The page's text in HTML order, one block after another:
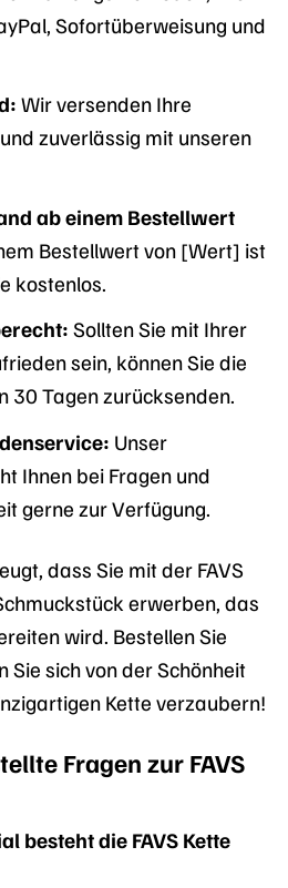
Sofortüberweisung und
Wir versenden Ihre
zuverlässig mit unseren
ab einem Bestellwert
Bestellwert von [Wert] ist
kostenlos.
Sollten Sie mit Ihrer
sein, können Sie die
30 Tagen zurücksenden.
Unser
Ihnen bei Fragen und
gerne zur Verfügung.
dass Sie mit der FAVS
erwerben, das
wird. Bestellen Sie
Sie sich von der Schönheit
Kette verzaubern!
Fragen zur FAVS
besteht die FAVS Kette